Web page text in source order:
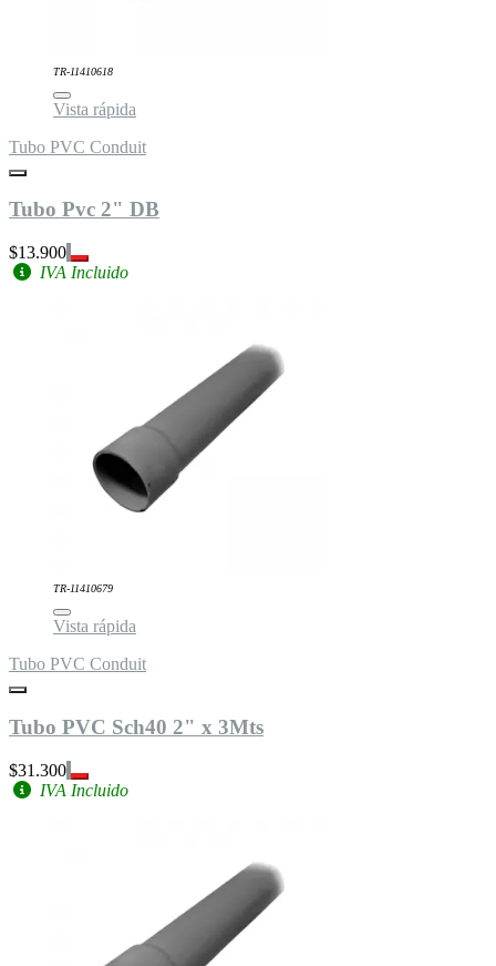
TR-11410618
Vista rápida
Tubo PVC Conduit
Tubo Pvc 2" DB
$13.900
IVA Incluido
TR-11410679
Vista rápida
Tubo PVC Conduit
Tubo PVC Sch40 2" x 3Mts
$31.300
IVA Incluido